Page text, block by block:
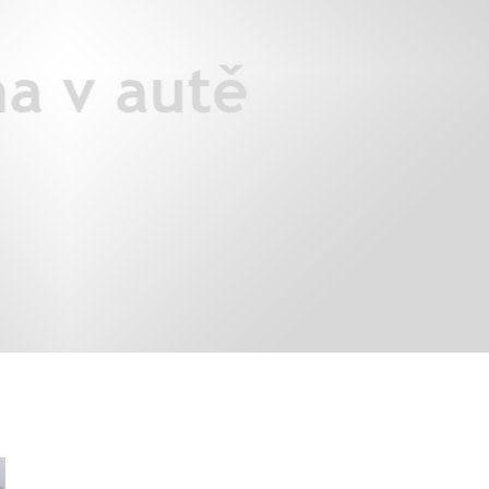
stručně o autosedačkách